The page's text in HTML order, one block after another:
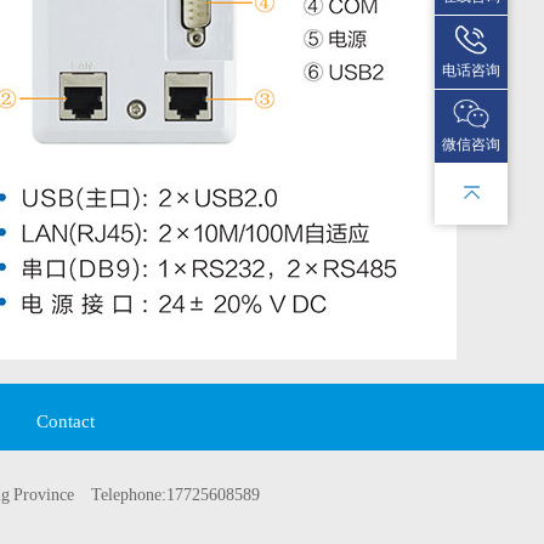
Contact
Province Telephone:17725608589
电话咨询
微信咨询